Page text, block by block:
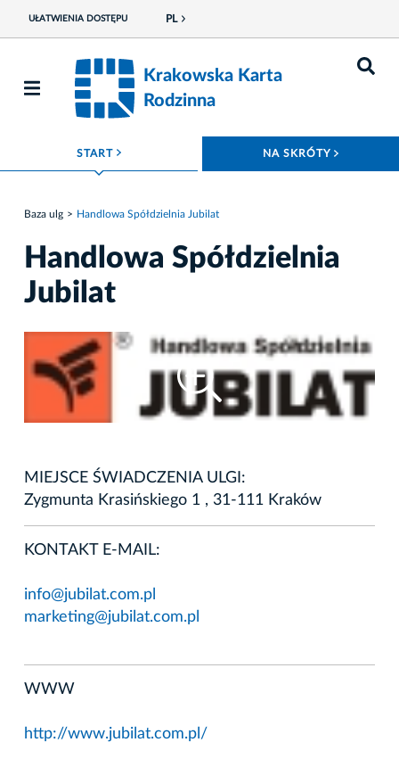
UŁATWIENIA DOSTĘPU PL
Krakowska Karta
Rodzinna
START ROZWIŃ MENU NA SKRÓTY
Baza ulg Handlowa Spółdzielnia Jubilat
Handlowa Spółdzielnia
Jubilat
MIEJSCE ŚWIADCZENIA ULGI:
Zygmunta Krasińskiego 1 , 31-111 Kraków
KONTAKT E-MAIL:
info@jubilat.com.pl
marketing@jubilat.com.pl
WWW
http://www.jubilat.com.pl/